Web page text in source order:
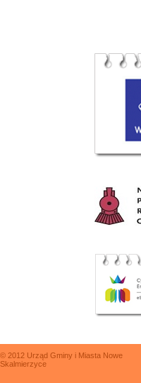
© 2012 Urząd Gminy i Miasta Nowe
Skalmierzyce